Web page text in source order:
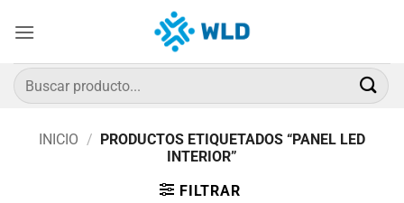
Buscar
por:
INICIO / PRODUCTOS ETIQUETADOS “PANEL LED
INTERIOR”
FILTRAR